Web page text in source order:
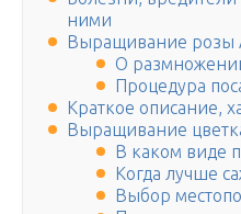
ними
Выращивание розы
О
Процедура
Краткое описание,
Выращивание
В каком виде
Когда лучше
Выбор